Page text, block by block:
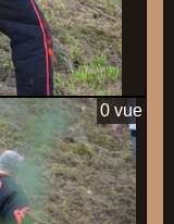
0 vue